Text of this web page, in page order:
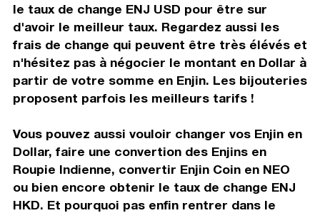
le taux de change ENJ USD pour être sur
d'avoir le meilleur taux. Regardez aussi les
frais de change qui peuvent être très élévés et
n'hésitez pas à négocier le montant en Dollar à
partir de votre somme en Enjin. Les bijouteries
proposent parfois les meilleurs tarifs !
Vous pouvez aussi vouloir changer vos Enjin en
Dollar, faire une convertion des Enjins en
Roupie Indienne, convertir Enjin Coin en NEO
ou bien encore obtenir le taux de change ENJ
HKD. Et pourquoi pas enfin rentrer dans le